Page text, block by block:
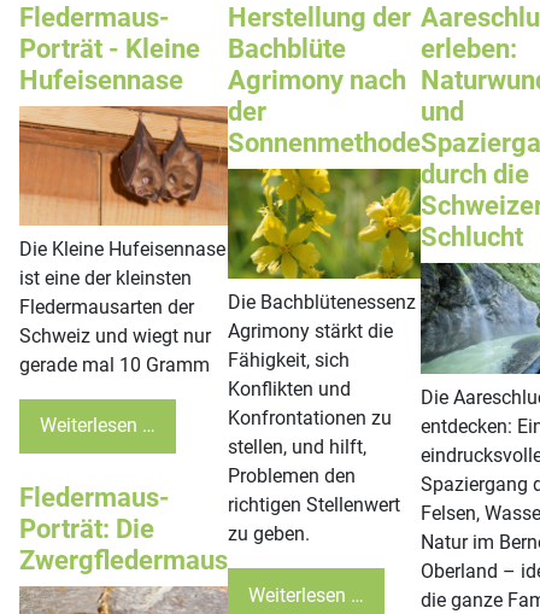
Fledermaus-
Porträt - Kleine
Hufeisennase
Die Kleine Hufeisennase
ist eine der kleinsten
Fledermausarten der
Schweiz und wiegt nur
gerade mal 10 Gramm
Weiterlesen …
Fledermaus-
Porträt: Die
Zwergfledermaus
Herstellung der
Bachblüte
Agrimony nach
der
Sonnenmethode
Die Bachblütenessenz
Agrimony stärkt die
Fähigkeit, sich
Konflikten und
Konfrontationen zu
stellen, und hilft,
Problemen den
richtigen Stellenwert
zu geben.
Weiterlesen …
erleben:
und
durch die
Schlucht
Die
entdecken:
Spaziergang
Felsen,
Natur im
Oberland –
die ganze